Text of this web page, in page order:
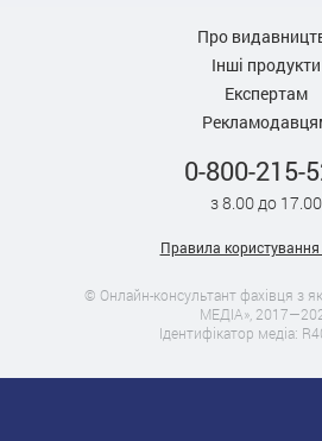
Про
Інші продукти
Експертам
0-800-215-
з 8.00 до 17.00
Правила
© Онлайн-консультант фахівця з
МЕДІА»,
Ідентифікатор медіа: